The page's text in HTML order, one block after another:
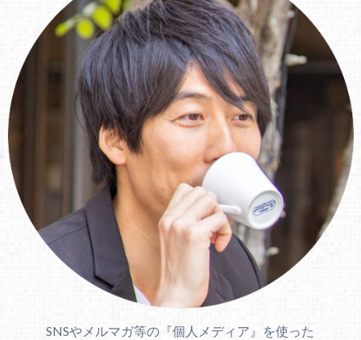
SNSやメルマガ等の『個人メディア』を使った